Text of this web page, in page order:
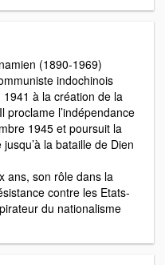
(1890-1969)
indochinois
à la création de la
proclame l’indépendance
1945 et poursuit la
la bataille de Dien
ans, son rôle dans la
contre les Etats-
du nationalisme